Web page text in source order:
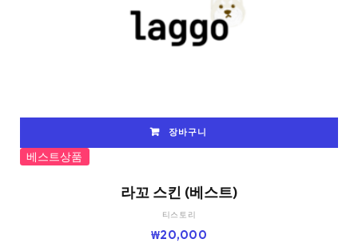
장바구니
베스트상품
라꼬 스킨 (베스트)
티스토리
₩20,000